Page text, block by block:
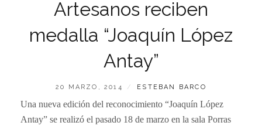
Artesanos reciben
medalla “Joaquín López
Antay”
PUBLICADO
20 MARZO, 2014 POR
ESTEBAN BARCO
Una nueva edición del reconocimiento “Joaquín López
Antay” se realizó el pasado 18 de marzo en la sala Porras